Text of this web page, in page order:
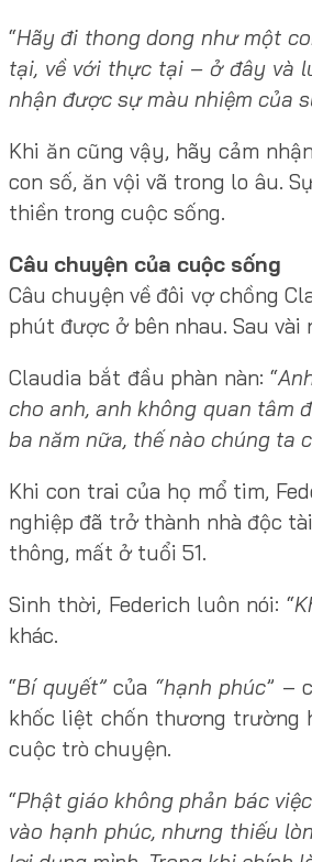
“Hãy đi thong dong như một
tại, về với thực tại – ở đây và
nhận được sự màu nhiệm của
Khi ăn cũng vậy, hãy cảm
con số, ăn vội vã trong lo âu.
thiền trong cuộc sống.
Câu chuyện của cuộc sống
Câu chuyện về đôi vợ chồng
phút được ở bên nhau. Sau
Claudia bắt đầu phàn nàn: “
cho anh, anh không quan tâm
ba năm nữa, thế nào chúng ta
Khi con trai của họ mổ tim,
nghiệp đã trở thành nhà độc
thông, mất ở tuổi 51.
Sinh thời, Federich luôn nói: “
khác.
“Bí quyết”của “hạnh phúc” –
khốc liệt chốn thương trường
cuộc trò chuyện.
“Phật giáo không phản bác
vào hạnh phúc, nhưng thiếu